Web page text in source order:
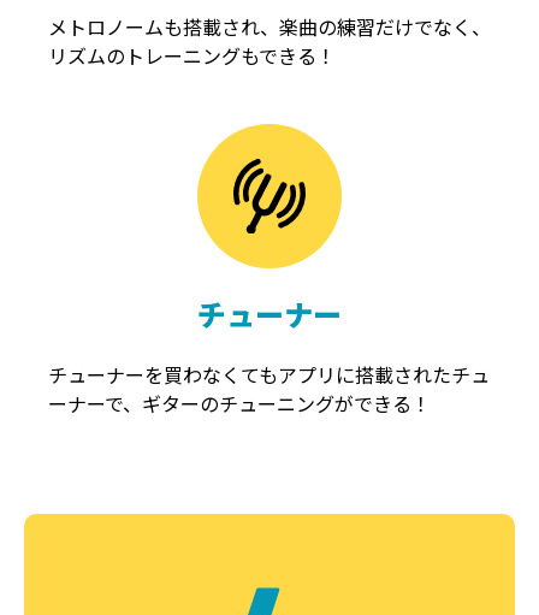
メトロノームも搭載され、楽曲の練習だけでなく、
リズムのトレーニングもできる！
チューナー
チューナーを買わなくてもアプリに搭載されたチュ
ーナーで、ギターのチューニングができる！